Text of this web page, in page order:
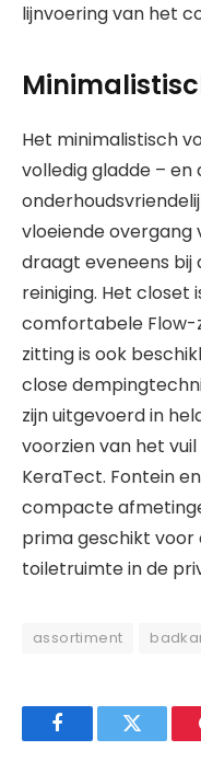
lijnvoering van het
Het minimalistisch
volledig gladde – en
vloeiende overgang
draagt eveneens bij
reiniging. Het
comfortabele Flow-
zitting is ook
close
zijn uitgevoerd in
voorzien van het
KeraTect. Fontein
compacte
prima geschikt voor
toiletruimte in de
assortiment
FacebookTwitter